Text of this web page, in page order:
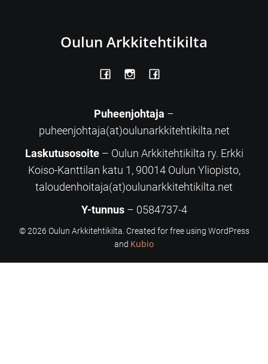
Oulun Arkkitehtikilta
Puheenjohtaja –
puheenjohtaja(at)oulunarkkitehtikilta.net
Laskutusosoite– Oulun Arkkitehtikilta ry. Erkki
Koiso-Kanttilan katu 1, 90014 Oulun Yliopisto,
taloudenhoitaja(at)oulunarkkitehtikilta.net
Y-tunnus – 0584737-4
© 2026 Oulun Arkkitehtikilta. Created for free using WordPress
and Kubio